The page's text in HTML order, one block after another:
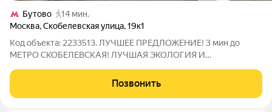
Бутово
14 мин.
Москва,Скобелевская улица,19к1
Код объекта: 2233513. ЛУЧШЕЕ ПРЕДЛОЖЕНИЕ! 3 мин до
МЕТРО СКОБЕЛЕВСКАЯ! ЛУЧШАЯ ЭКОЛОГИЯ И
квартира, в квартире 3 просторные изолированные комнаты,
гостиная, большая кухня, 2 санузла, лоджия,
Позвонить